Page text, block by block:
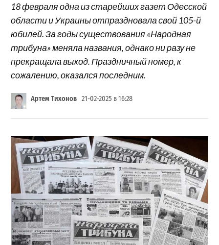
18 февраля одна из старейших газет Одесской
области и Украины отпраздновала свой 105-й
юбилей. За годы существования «Народная
трибуна» меняла названия, однако ни разу не
прекращала выход. Праздничный номер, к
сожалению, оказался последним.
Артем Тихонов 21-02-2025 в 16:28